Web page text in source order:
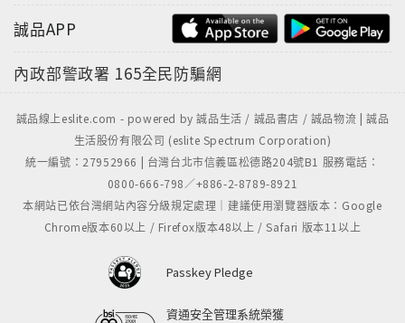
誠品APP
內政部警政署 165全民防騙網
誠品線上eslite.com - powered by 誠品生活 / 誠品書店 / 誠品物流 | 誠品
生活股份有限公司 (eslite Spectrum Corporation)
統一編號：27952966 | 台灣台北市信義區松德路204號B1 服務電話：
0800-666-798／+886-2-8789-8921
本網站已依台灣網站內容分級規定處理｜建議使用瀏覽器版本：Google
Chrome版本60以上 / Firefox版本48以上 / Safari 版本11以上
Passkey Pledge
資通安全管理系統榮獲